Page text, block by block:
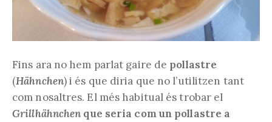
Fins ara no hem parlat gaire de pollastre
(Hähnchen) i és que diria que no l’utilitzen tant
com nosaltres. El més habitual és trobar el
Grillhähnchen que seria com un pollastre a